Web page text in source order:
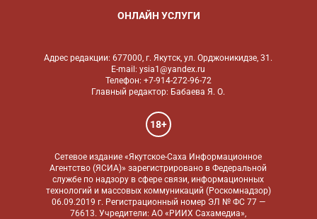
ОНЛАЙН УСЛУГИ
Адрес редакции: 677000, г. Якутск, ул. Орджоникидзе, 31.
E-mail: ysia1@yandex.ru
Телефон: +7-914-272-96-72
Главный редактор: Бабаева Я. О.
18+
Сетевое издание «Якутское-Саха Информационное
Агентство (ЯСИА)» зарегистрировано в Федеральной
службе по надзору в сфере связи, информационных
технологий и массовых коммуникаций (Роскомнадзор)
06.09.2019 г. Регистрационный номер ЭЛ № ФС 77 —
76613. Учредители: АО «РИИХ Сахамедиа»,